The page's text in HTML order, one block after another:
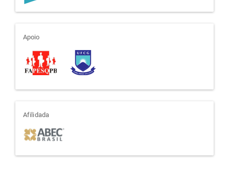
apoio
Apoio
afiliada
Afilidada